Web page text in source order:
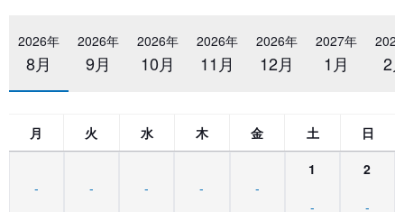
2026年
8月
2026年
9月
2026年
10月
2026年
11月
2026年
12月
2027年
1月 2
月 火 水 木 金 土 日
- - - - -
1
-
2
-